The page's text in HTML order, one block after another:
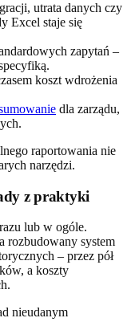
utrata danych czy
Excel staje się
zapytań –
koszt wdrożenia
dla zarządu,
raportowania nie
narzędzi.
z praktyki
lub w ogóle.
rozbudowany system
– przez pół
a koszty